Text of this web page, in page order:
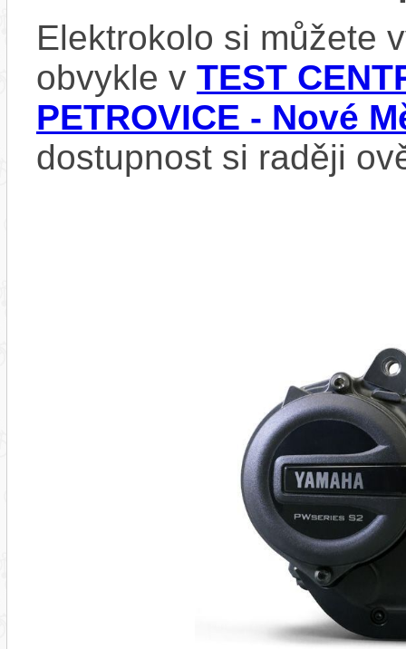
Elektrokolo si můžete
obvykle v TEST
PETROVICE - Nové
dostupnost si raději